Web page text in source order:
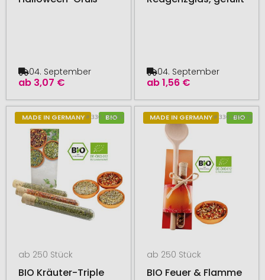
ab 3,07 €
04. September
ab1,56 €
04. September
MADE IN GERMANY BIO
# 330.172261
ab 250 Stück
BIO Kräuter-Triple
MADE IN GERMANY BIO
# 330.285278
ab 250 Stück
BIO Feuer & Flamme